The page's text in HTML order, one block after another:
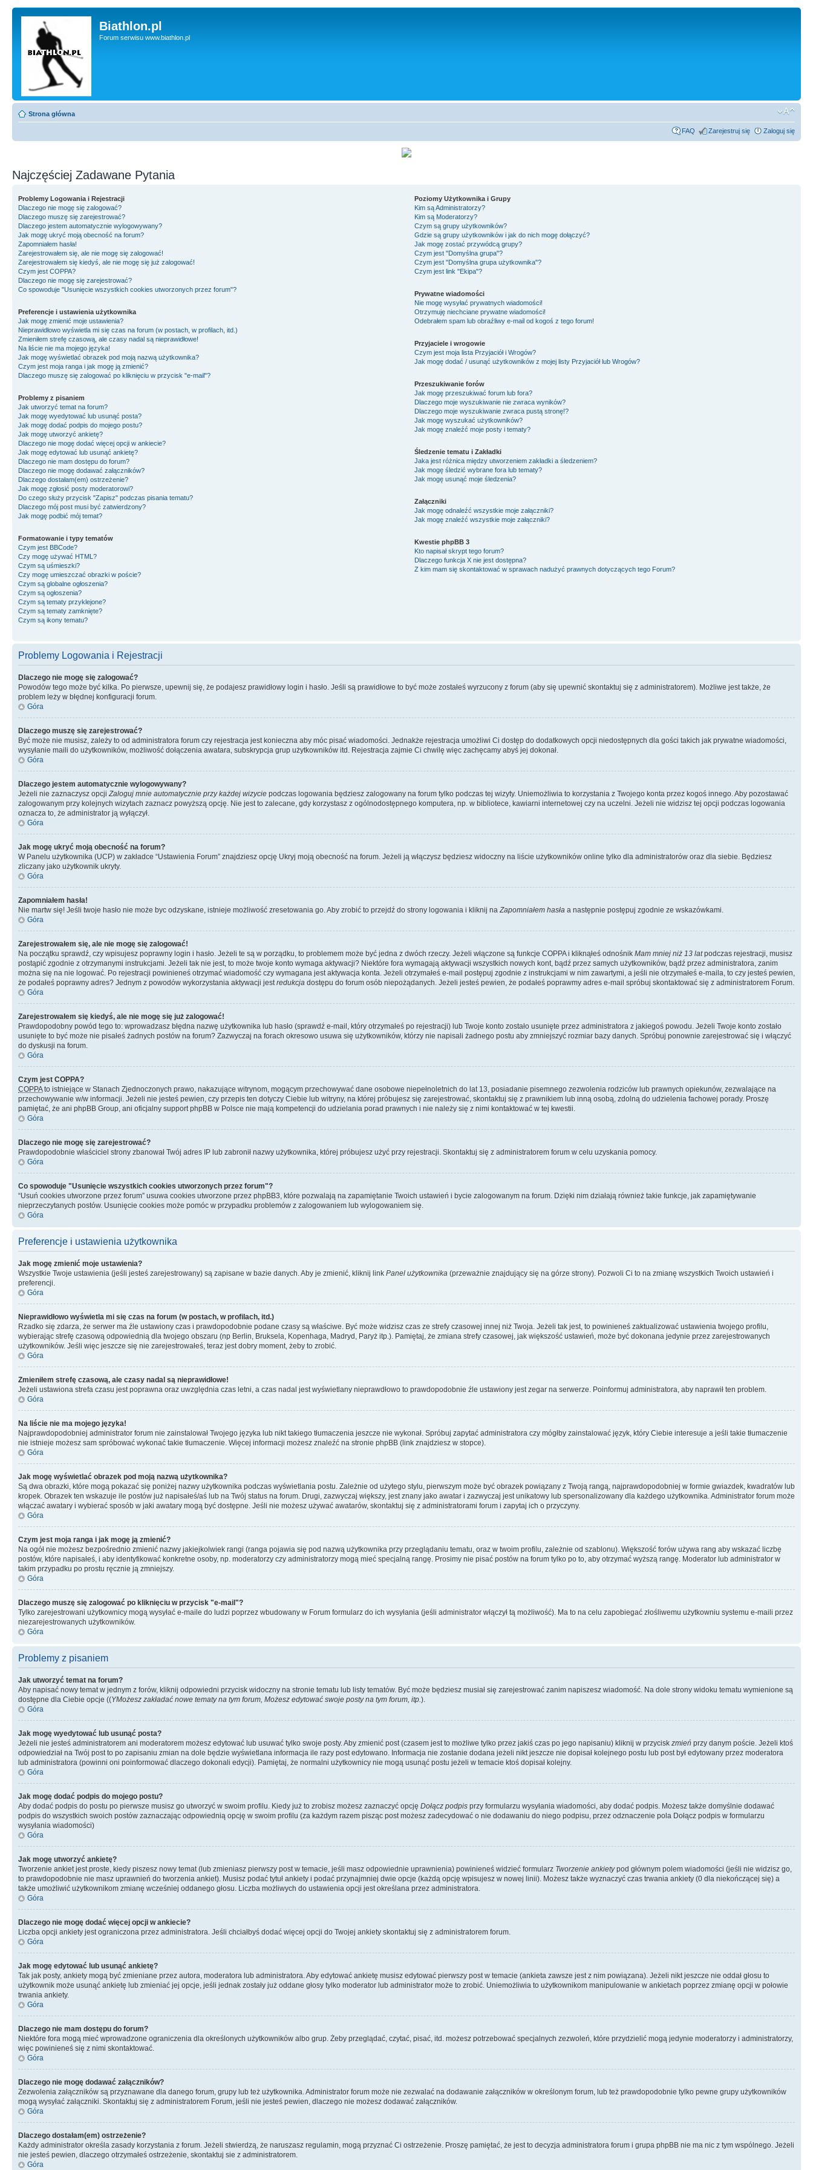
Biathlon.pl
Forum serwisu www.biathlon.pl
Strona główna
FAQ Zarejestruj się Zaloguj się
Najczęściej Zadawane Pytania
Problemy Logowania i Rejestracji
Dlaczego nie mogę się zalogować?
Dlaczego muszę się zarejestrować?
Dlaczego jestem automatycznie wylogowywany?
Jak mogę ukryć moją obecność na forum?
Zapomniałem hasła!
Zarejestrowałem się, ale nie mogę się zalogować!
Zarejestrowałem się kiedyś, ale nie mogę się już zalogować!
Czym jest COPPA?
Dlaczego nie mogę się zarejestrować?
Co spowoduje "Usunięcie wszystkich cookies utworzonych przez forum"?
Preferencje i ustawienia użytkownika
Jak mogę zmienić moje ustawienia?
Nieprawidłowo wyświetla mi się czas na forum (w postach, w profilach, itd.)
Zmieniłem strefę czasową, ale czasy nadal są nieprawidłowe!
Na liście nie ma mojego języka!
Jak mogę wyświetlać obrazek pod moją nazwą użytkownika?
Czym jest moja ranga i jak mogę ją zmienić?
Dlaczego muszę się zalogować po kliknięciu w przycisk "e-mail"?
Problemy z pisaniem
Jak utworzyć temat na forum?
Jak mogę wyedytować lub usunąć posta?
Jak mogę dodać podpis do mojego postu?
Jak mogę utworzyć ankietę?
Dlaczego nie mogę dodać więcej opcji w ankiecie?
Jak mogę edytować lub usunąć ankietę?
Dlaczego nie mam dostępu do forum?
Dlaczego nie mogę dodawać załączników?
Dlaczego dostałam(em) ostrzeżenie?
Jak mogę zgłosić posty moderatorowi?
Do czego służy przycisk "Zapisz" podczas pisania tematu?
Dlaczego mój post musi być zatwierdzony?
Jak mogę podbić mój temat?
Formatowanie i typy tematów
Czym jest BBCode?
Czy mogę używać HTML?
Czym są uśmieszki?
Czy mogę umieszczać obrazki w poście?
Czym są globalne ogłoszenia?
Czym są ogłoszenia?
Czym są tematy przyklejone?
Czym są tematy zamknięte?
Czym są ikony tematu?
Poziomy Użytkownika i Grupy
Kim są Administratorzy?
Kim są Moderatorzy?
Czym są grupy użytkowników?
Gdzie są grupy użytkowników i jak do nich mogę dołączyć?
Jak mogę zostać przywódcą grupy?
Czym jest "Domyślna grupa"?
Czym jest "Domyślna grupa użytkownika"?
Czym jest link "Ekipa"?
Prywatne wiadomości
Nie mogę wysyłać prywatnych wiadomości!
Otrzymuję niechciane prywatne wiadomości!
Odebrałem spam lub obraźliwy e-mail od kogoś z tego forum!
Przyjaciele i wrogowie
Czym jest moja lista Przyjaciół i Wrogów?
Jak mogę dodać / usunąć użytkowników z mojej listy Przyjaciół lub Wrogów?
Przeszukiwanie forów
Jak mogę przeszukiwać forum lub fora?
Dlaczego moje wyszukiwanie nie zwraca wyników?
Dlaczego moje wyszukiwanie zwraca pustą stronę!?
Jak mogę wyszukać użytkowników?
Jak mogę znaleźć moje posty i tematy?
Śledzenie tematu i Zakładki
Jaka jest różnica między utworzeniem zakładki a śledzeniem?
Jak mogę śledzić wybrane fora lub tematy?
Jak mogę usunąć moje śledzenia?
Załączniki
Jak mogę odnaleźć wszystkie moje załączniki?
Jak mogę znaleźć wszystkie moje załączniki?
Kwestie phpBB 3
Kto napisał skrypt tego forum?
Dlaczego funkcja X nie jest dostępna?
Z kim mam się skontaktować w sprawach nadużyć prawnych dotyczących tego Forum?
Problemy Logowania i Rejestracji
Dlaczego nie mogę się zalogować?
Powodów tego może być kilka. Po pierwsze, upewnij się, że podajesz prawidłowy login i hasło. Jeśli są prawidłowe to być może zostałeś wyrzucony z forum (aby się upewnić skontaktuj się z administratorem). Możliwe jest także, że
problem leży w błędnej konfiguracji forum.
Góra
Dlaczego muszę się zarejestrować?
Być może nie musisz, zależy to od administratora forum czy rejestracja jest konieczna aby móc pisać wiadomości. Jednakże rejestracja umożliwi Ci dostęp do dodatkowych opcji niedostępnych dla gości takich jak prywatne wiadomości,
wysyłanie maili do użytkowników, możliwość dołączenia awatara, subskrypcja grup użytkowników itd. Rejestracja zajmie Ci chwilę więc zachęcamy abyś jej dokonał.
Góra
Dlaczego jestem automatycznie wylogowywany?
Jeżeli nie zaznaczysz opcjiZaloguj mnie automatycznie przy każdej wizycie podczas logowania będziesz zalogowany na forum tylko podczas tej wizyty. Uniemożliwia to korzystania z Twojego konta przez kogoś innego. Aby pozostawać
zalogowanym przy kolejnych wizytach zaznacz powyższą opcję. Nie jest to zalecane, gdy korzystasz z ogólnodostępnego komputera, np. w bibliotece, kawiarni internetowej czy na uczelni. Jeżeli nie widzisz tej opcji podczas logowania
oznacza to, że administrator ją wyłączył.
Góra
Jak mogę ukryć moją obecność na forum?
W Panelu użytkownika (UCP) w zakładce “Ustawienia Forum” znajdziesz opcję Ukryj moją obecność na forum. Jeżeli ją włączysz będziesz widoczny na liście użytkowników online tylko dla administratorów oraz dla siebie. Będziesz
zliczany jako użytkownik ukryty.
Góra
Zapomniałem hasła!
Nie martw się! Jeśli twoje hasło nie może byc odzyskane, istnieje możliwość zresetowania go. Aby zrobić to przejdź do strony logowania i kliknij naZapomniałem hasła a następnie postępuj zgodnie ze wskazówkami.
Góra
Zarejestrowałem się, ale nie mogę się zalogować!
Na początku sprawdź, czy wpisujesz poprawny login i hasło. Jeżeli te są w porządku, to problemem może być jedna z dwóch rzeczy. Jeżeli włączone są funkcje COPPA i kliknąłeś odnośnik Mam mniej niż 13 latpodczas rejestracji, musisz
postąpić zgodnie z otrzymanymi instrukcjami. Jeżeli tak nie jest, to może twoje konto wymaga aktywacji? Niektóre fora wymagają aktywacji wszystkich nowych kont, bądź przez samych użytkowników, bądź przez administratora, zanim
można się na nie logować. Po rejestracji powinieneś otrzymać wiadomość czy wymagana jest aktywacja konta. Jeżeli otrzymałeś e-mail postępuj zgodnie z instrukcjami w nim zawartymi, a jeśli nie otrzymałeś e-maila, to czy jesteś pewien,
że podałeś poprawny adres? Jednym z powodów wykorzystania aktywacji jestredukcja dostępu do forum osób niepożądanych. Jeżeli jesteś pewien, że podałeś poprawmy adres e-mail spróbuj skontaktować się z administratorem Forum.
Góra
Zarejestrowałem się kiedyś, ale nie mogę się już zalogować!
Prawdopodobny powód tego to: wprowadzasz błędna nazwę użytkownika lub hasło (sprawdź e-mail, który otrzymałeś po rejestracji) lub Twoje konto zostało usunięte przez administratora z jakiegoś powodu. Jeżeli Twoje konto zostało
usunięte to być może nie pisałeś żadnych postów na forum? Zazwyczaj na forach okresowo usuwa się użytkowników, którzy nie napisali żadnego postu aby zmniejszyć rozmiar bazy danych. Spróbuj ponownie zarejestrować się i włączyć
do dyskusji na forum.
Góra
Czym jest COPPA?
COPPAto istniejące w Stanach Zjednoczonych prawo, nakazujące witrynom, mogącym przechowywać dane osobowe niepełnoletnich do lat 13, posiadanie pisemnego zezwolenia rodziców lub prawnych opiekunów, zezwalające na
przechowywanie w/w informacji. Jeżeli nie jesteś pewien, czy przepis ten dotyczy Ciebie lub witryny, na której próbujesz się zarejestrować, skontaktuj się z prawnikiem lub inną osobą, zdolną do udzielenia fachowej porady. Proszę
pamiętać, że ani phpBB Group, ani oficjalny support phpBB w Polsce nie mają kompetencji do udzielania porad prawnych i nie należy się z nimi kontaktować w tej kwestii.
Góra
Dlaczego nie mogę się zarejestrować?
Prawdopodobnie właściciel strony zbanował Twój adres IP lub zabronił nazwy użytkownika, której próbujesz użyć przy rejestracji. Skontaktuj się z administratorem forum w celu uzyskania pomocy.
Góra
Co spowoduje "Usunięcie wszystkich cookies utworzonych przez forum"?
“Usuń cookies utworzone przez forum” usuwa cookies utworzone przez phpBB3, które pozwalają na zapamiętanie Twoich ustawień i bycie zalogowanym na forum. Dzięki nim działają również takie funkcje, jak zapamiętywanie
nieprzeczytanych postów. Usunięcie cookies może pomóc w przypadku problemów z zalogowaniem lub wylogowaniem się.
Góra
Preferencje i ustawienia użytkownika
Jak mogę zmienić moje ustawienia?
Wszystkie Twoje ustawienia (jeśli jesteś zarejestrowany) są zapisane w bazie danych. Aby je zmienić, kliknij link Panel użytkownika (przeważnie znajdujący się na górze strony). Pozwoli Ci to na zmianę wszystkich Twoich ustawień i
preferencji.
Góra
Nieprawidłowo wyświetla mi się czas na forum (w postach, w profilach, itd.)
Rzadko się zdarza, że serwer ma źle ustawiony czas i prawdopodobnie podane czasy są właściwe. Być może widzisz czas ze strefy czasowej innej niż Twoja. Jeżeli tak jest, to powinieneś zaktualizować ustawienia twojego profilu,
wybierając strefę czasową odpowiednią dla twojego obszaru (np Berlin, Bruksela, Kopenhaga, Madryd, Paryż itp.). Pamiętaj, że zmiana strefy czasowej, jak większość ustawień, może być dokonana jedynie przez zarejestrowanych
użytkowników. Jeśli więc jeszcze się nie zarejestrowałeś, teraz jest dobry moment, żeby to zrobić.
Góra
Zmieniłem strefę czasową, ale czasy nadal są nieprawidłowe!
Jeżeli ustawiona strefa czasu jest poprawna oraz uwzględnia czas letni, a czas nadal jest wyświetlany nieprawdłowo to prawdopodobnie źle ustawiony jest zegar na serwerze. Poinformuj administratora, aby naprawił ten problem.
Góra
Na liście nie ma mojego języka!
Najprawdopodobniej administrator forum nie zainstalował Twojego języka lub nikt takiego tłumaczenia jeszcze nie wykonał. Spróbuj zapytać administratora czy mógłby zainstalować język, który Ciebie interesuje a jeśli takie tłumaczenie
nie istnieje możesz sam spróbować wykonać takie tłumaczenie. Więcej informacji możesz znaleźć na stronie phpBB (link znajdziesz w stopce).
Góra
Jak mogę wyświetlać obrazek pod moją nazwą użytkownika?
Są dwa obrazki, które mogą pokazać się poniżej nazwy użytkownika podczas wyświetlania postu. Zależnie od użytego stylu, pierwszym może być obrazek powiązany z Twoją rangą, najprawdopodobniej w formie gwiazdek, kwadratów lub
kropek. Obrazek ten wskazuje ile postów już napisałeś/aś lub na Twój status na forum. Drugi, zazwyczaj większy, jest znany jako awatar i zazwyczaj jest unikatowy lub spersonalizowany dla każdego użytkownika. Administrator forum może
włączać awatary i wybierać sposób w jaki awatary mogą być dostępne. Jeśli nie możesz używać awatarów, skontaktuj się z administratorami forum i zapytaj ich o przyczyny.
Góra
Czym jest moja ranga i jak mogę ją zmienić?
Na ogół nie możesz bezpośrednio zmienić nazwy jakiejkolwiek rangi (ranga pojawia się pod nazwą użytkownika przy przeglądaniu tematu, oraz w twoim profilu, zależnie od szablonu). Większość forów używa rang aby wskazać liczbę
postów, które napisałeś, i aby identyfikować konkretne osoby, np. moderatorzy czy administratorzy mogą mieć specjalną rangę. Prosimy nie pisać postów na forum tylko po to, aby otrzymać wyższą rangę. Moderator lub administrator w
takim przypadku po prostu ręcznie ją zmniejszy.
Góra
Dlaczego muszę się zalogować po kliknięciu w przycisk "e-mail"?
Tylko zarejestrowani użytkownicy mogą wysyłać e-maile do ludzi poprzez wbudowany w Forum formularz do ich wysyłania (jeśli administrator włączył tą możliwość). Ma to na celu zapobiegać złośliwemu użytkowniu systemu e-maili przez
niezarejestrowanych użytkowników.
Góra
Problemy z pisaniem
Jak utworzyć temat na forum?
Aby napisać nowy temat w jednym z forów, kliknij odpowiedni przycisk widoczny na stronie tematu lub listy tematów. Być może będziesz musiał się zarejestrować zanim napiszesz wiadomość. Na dole strony widoku tematu wymienione są
dostępne dla Ciebie opcje ((YMożesz zakładać nowe tematy na tym forum, Możesz edytować swoje posty na tym forum, itp.).
Góra
Jak mogę wyedytować lub usunąć posta?
Jeżeli nie jesteś administratorem ani moderatorem możesz edytować lub usuwać tylko swoje posty. Aby zmienić post (czasem jest to możliwe tylko przez jakiś czas po jego napisaniu) kliknij w przycisk zmień przy danym poście. Jeżeli ktoś
odpowiedział na Twój post to po zapisaniu zmian na dole będzie wyświetlana informacja ile razy post edytowano. Informacja nie zostanie dodana jeżeli nikt jeszcze nie dopisał kolejnego postu lub post był edytowany przez moderatora
lub administratora (powinni oni poinformować dlaczego dokonali edycji). Pamiętaj, że normalni użytkownicy nie mogą usunąć postu jeżeli w temacie ktoś dopisał kolejny.
Góra
Jak mogę dodać podpis do mojego postu?
Aby dodać podpis do postu po pierwsze musisz go utworzyć w swoim profilu. Kiedy już to zrobisz możesz zaznaczyć opcję Dołącz podpis przy formularzu wysyłania wiadomości, aby dodać podpis. Możesz także domyślnie dodawać
podpis do wszystkich swoich postów zaznaczając odpowiednią opcję w swoim profilu (za każdym razem pisząc post możesz zadecydować o nie dodawaniu do niego podpisu, przez odznaczenie pola Dołącz podpis w formularzu
wysyłania wiadomości)
Góra
Jak mogę utworzyć ankietę?
Tworzenie ankiet jest proste, kiedy piszesz nowy temat (lub zmieniasz pierwszy post w temacie, jeśli masz odpowiednie uprawnienia) powinieneś widzieć formularz Tworzenie ankietypod głównym polem wiadomości (jeśli nie widzisz go,
to prawdopodobnie nie masz uprawnień do tworzenia ankiet). Musisz podać tytuł ankiety i podać przynajmniej dwie opcje (każdą opcję wpisujesz w nowej linii). Możesz także wyznaczyć czas trwania ankiety (0 dla niekończącej się) a
także umożliwić użytkownikom zmianę wcześniej oddanego głosu. Liczba możliwych do ustawienia opcji jest określana przez administratora.
Góra
Dlaczego nie mogę dodać więcej opcji w ankiecie?
Liczba opcji ankiety jest ograniczona przez administratora. Jeśli chciałbyś dodać więcej opcji do Twojej ankiety skontaktuj się z administratorem forum.
Góra
Jak mogę edytować lub usunąć ankietę?
Tak jak posty, ankiety mogą być zmieniane przez autora, moderatora lub administratora. Aby edytować ankietę musisz edytować pierwszy post w temacie (ankieta zawsze jest z nim powiązana). Jeżeli nikt jeszcze nie oddał głosu to
użytkownik może usunąć ankietę lub zmieniać jej opcje, jeśli jednak zostały już oddane głosy tylko moderator lub administrator może to zrobić. Uniemożliwia to użytkownikom manipulowanie w ankietach poprzez zmianę opcji w połowie
trwania ankiety.
Góra
Dlaczego nie mam dostępu do forum?
Niektóre fora mogą mieć wprowadzone ograniczenia dla określonych użytkowników albo grup. Żeby przeglądać, czytać, pisać, itd. możesz potrzebować specjalnych zezwoleń, które przydzielić mogą jedynie moderatorzy i administratorzy,
więc powinieneś się z nimi skontaktować.
Góra
Dlaczego nie mogę dodawać załączników?
Zezwolenia załączników są przyznawane dla danego forum, grupy lub też użytkownika. Administrator forum może nie zezwalać na dodawanie załączników w określonym forum, lub też prawdopodobnie tylko pewne grupy użytkowników
mogą wysyłać załączniki. Skontaktuj się z administratorem Forum, jeśli nie jesteś pewien, dlaczego nie możesz dodawać załączników.
Góra
Dlaczego dostałam(em) ostrzeżenie?
Każdy administrator określa zasady korzystania z forum. Jeżeli stwierdzą, że naruszasz regulamin, mogą przyznać Ci ostrzeżenie. Proszę pamiętać, że jest to decyzja administratora forum i grupa phpBB nie ma nic z tym wspólnego. Jeżeli
nie jesteś pewien, dlaczego otrzymałeś ostrzeżenie, skontaktuj sie z administratorem.
Góra